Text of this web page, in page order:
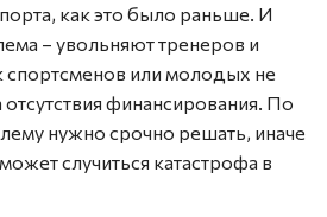
как это было раньше. И
– увольняют тренеров и
спортсменов или молодых не
отсутствия финансирования. По
нужно срочно решать, иначе
случиться катастрофа в